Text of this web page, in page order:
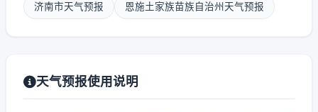
济南市天气预报 恩施土家族苗族自治州天气预报
天气预报使用说明